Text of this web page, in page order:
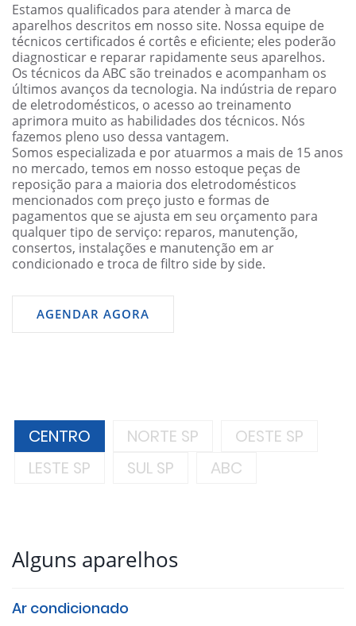
Estamos qualificados para atender à marca de
aparelhos descritos em nosso site. Nossa equipe de
técnicos certificados é cortês e eficiente; eles poderão
diagnosticar e reparar rapidamente seus aparelhos.
Os técnicos da ABC são treinados e acompanham os
últimos avanços da tecnologia. Na indústria de reparo
de eletrodomésticos, o acesso ao treinamento
aprimora muito as habilidades dos técnicos. Nós
fazemos pleno uso dessa vantagem.
Somos especializada e por atuarmos a mais de 15 anos
no mercado, temos em nosso estoque peças de
reposição para a maioria dos eletrodomésticos
mencionados com preço justo e formas de
pagamentos que se ajusta em seu orçamento para
qualquer tipo de serviço: reparos, manutenção,
consertos, instalações e manutenção em ar
condicionado e troca de filtro side by side.
AGENDAR AGORA
CENTRO NORTE SP
OESTE SP
LESTE SP
SUL SP ABC
Alguns aparelhos
Ar condicionado